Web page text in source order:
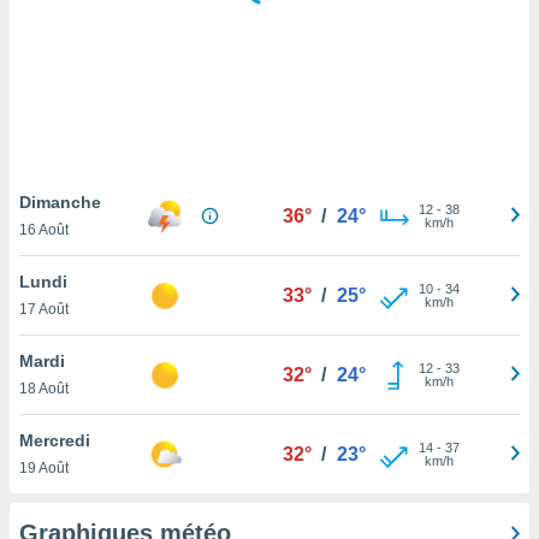
notre
que
et que
Dimanche
16 Août
36° / 24° 12- 38
km/h
Lundi
17 Août
33° / 25° 10- 34
km/h
Mardi
18 Août
32° / 24° 12- 33
km/h
Mercredi
19 Août
32° / 23° 14- 37
km/h
Graphiques météo